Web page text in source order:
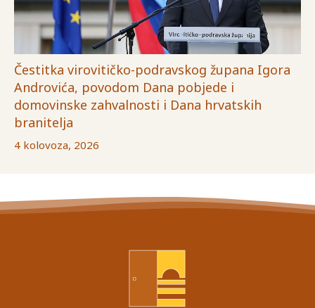
Čestitka virovitičko-podravskog župana Igora
Androvića, povodom Dana pobjede i
domovinske zahvalnosti i Dana hrvatskih
branitelja
4 kolovoza, 2026